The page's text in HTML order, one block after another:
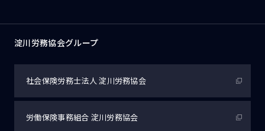
淀川労務協会グループ
社会保険労務士法人淀川労務協会
労働保険事務組合 淀川労務協会